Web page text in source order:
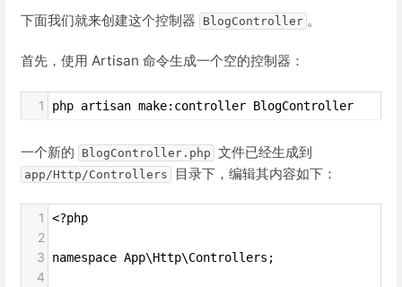
下面我们就来创建这个控制器 BlogController 。
首先，使用 Artisan 命令生成一个空的控制器：
1 php artisan make:controller BlogController
一个新的 BlogController.php 文件已经生成到
app/Http/Controllers 目录下，编辑其内容如下：
1 <?php
2
3
namespace App\Http\Controllers;
4